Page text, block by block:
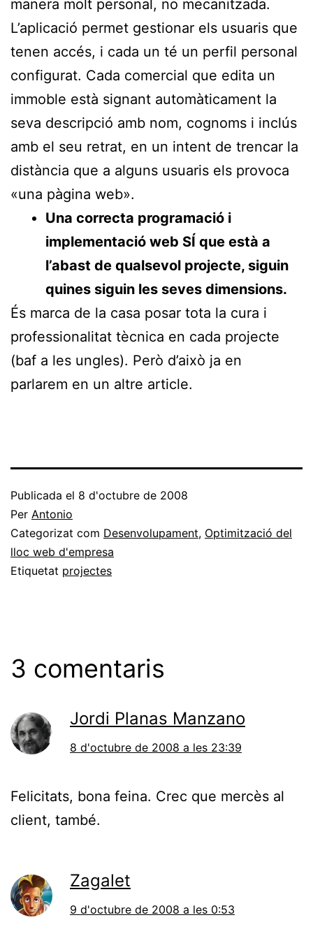
manera molt personal, no mecanitzada.
L’aplicació permet gestionar els usuaris que
tenen accés, i cada un té un perfil personal
configurat. Cada comercial que edita un
immoble està signant automàticament la
seva descripció amb nom, cognoms i inclús
amb el seu retrat, en un intent de trencar la
distància que a alguns usuaris els provoca
«una pàgina web».
Una correcta programació i
implementació web SÍ que està a
l’abast de qualsevol projecte, siguin
quines siguin les seves dimensions.
És marca de la casa posar tota la cura i
professionalitat tècnica en cada projecte
(baf a les ungles). Però d’això ja en
parlarem en un altre article.
Publicada el 8 d'octubre de 2008
Per Antonio
Categorizat com Desenvolupament, Optimització del
lloc web d'empresa
Etiquetat projectes
3 comentaris
Jordi Planas Manzano
8 d'octubre de 2008 a les 23:39
Felicitats, bona feina. Crec que mercès al
client, també.
Zagalet
9 d'octubre de 2008 a les 0:53